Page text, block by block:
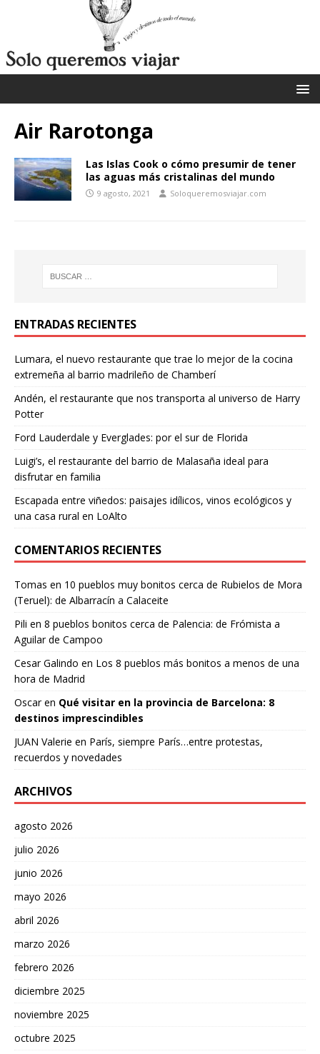
Air Rarotonga
Las Islas Cook o cómo presumir de tener
las aguas más cristalinas del mundo
9 agosto, 2021 Soloqueremosviajar.com
ENTRADAS RECIENTES
Lumara, el nuevo restaurante que trae lo mejor de la cocina
extremeña al barrio madrileño de Chamberí
Andén, el restaurante que nos transporta al universo de Harry
Potter
Ford Lauderdale y Everglades: por el sur de Florida
Luigi’s, el restaurante del barrio de Malasaña ideal para
disfrutar en familia
Escapada entre viñedos: paisajes idílicos, vinos ecológicos y
una casa rural en LoAlto
COMENTARIOS RECIENTES
Tomas en 10 pueblos muy bonitos cerca de Rubielos de Mora
(Teruel): de Albarracín a Calaceite
Pili en 8 pueblos bonitos cerca de Palencia: de Frómista a
Aguilar de Campoo
Cesar Galindo en Los 8 pueblos más bonitos a menos de una
hora de Madrid
Oscaren Qué visitar en la provincia de Barcelona: 8
destinos imprescindibles
JUAN Valerie en París, siempre París…entre protestas,
recuerdos y novedades
ARCHIVOS
agosto 2026
julio 2026
junio 2026
mayo 2026
abril 2026
marzo 2026
febrero 2026
diciembre 2025
noviembre 2025
octubre 2025